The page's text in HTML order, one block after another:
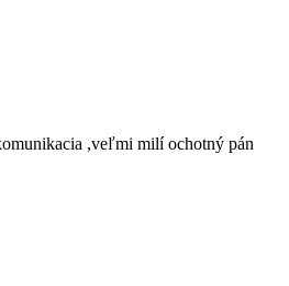
,veľmi milí ochotný pán